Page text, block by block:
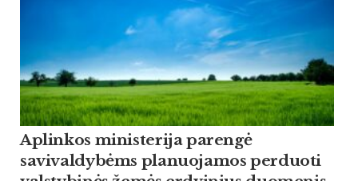
Aplinkos ministerija parengė
savivaldybėms planuojamos perduoti